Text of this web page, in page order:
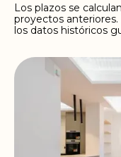
Los plazos se
proyectos
los datos históricos